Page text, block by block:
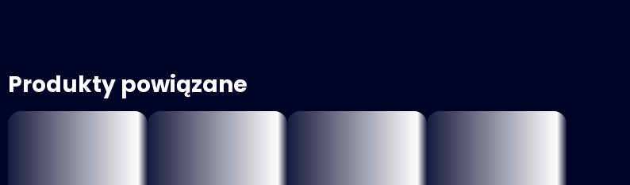
Produkty powiązane